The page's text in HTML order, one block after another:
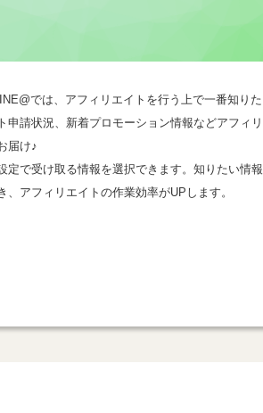
では、アフィリエイトを行う上で一番知り
申請状況、新着プロモーション情報などアフィ
届け♪
定で受け取る情報を選択できます。知りたい情
、アフィリエイトの作業効率がUPします。